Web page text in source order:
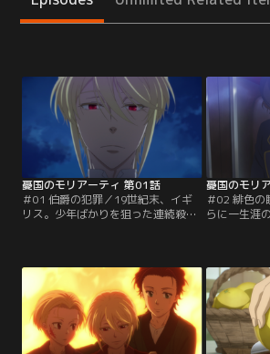
憂国のモリアーティ 第01話
＃01 伯爵の犯罪／19世紀末、イギ
リス。少年ばかりを狙った連続殺人
ら犯人がとある貴族であることを探
り当てる。特権階級の立場を利用
し、弱い立場の少年たちを慰み者に
する殺人犯を断罪すべく、“犯罪相
談役（クライムコンサルタン
ト）”であるウィリアムが…。
憂国のモリ
＃02 緋色の
らに一生涯
活動で訪れ
思議な魅力
会う。大人
談にも応え
る人々。そ
にある提案